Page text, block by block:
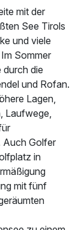
mit der
See Tirols
und viele
Sommer
die
und Rofan.
Lagen,
Laufwege,
Auch Golfer
in
mit fünf